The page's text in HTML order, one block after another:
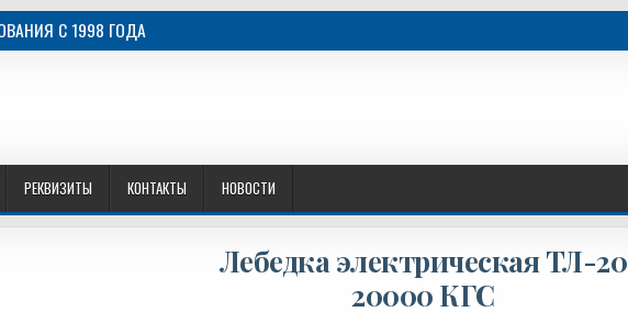
C 1998 ГОДА
РЕКВИЗИТЫ КОНТАКТЫ НОВОСТИ
Лебедка электрическая ТЛ-20
20000 КГС